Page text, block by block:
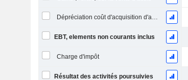
Dépréciation coût d'acquisition d'actifs
EBT, elements non courants inclus
Charge d'impôt
Résultat des activités poursuivies